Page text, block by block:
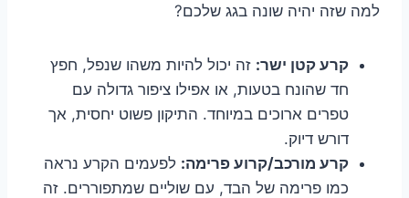
למה שזה יהיה שונה בגג שלכם?
קרע קטן ישר: זה יכול להיות משהו שנפל, חפץ
חד שהונח בטעות, או אפילו ציפור גדולה עם
טפרים ארוכים במיוחד. התיקון פשוט יחסית, אך
דורש דיוק.
קרע מורכב/קרוע פרימה: לפעמים הקרע נראה
כמו פרימה של הבד, עם שוליים שמתפוררים. זה